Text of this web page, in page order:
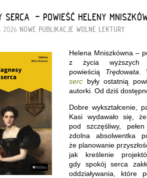
SERCA” - POWIEŚĆ HELENY
2026 NOWE PUBLIKACJE WOLNE LEKTURY
Helena Mniszkówna –
z życia wyższych
powieścią Trędowata.
serc były ostatnią
autorki. Od dziś
Dobre wykształcenie,
Kasi wydawało się,
pod szczęśliwy,
zdolna absolwentka
że planowanie
jak kreślenie
gdy spokój serca
oddziaływania, które